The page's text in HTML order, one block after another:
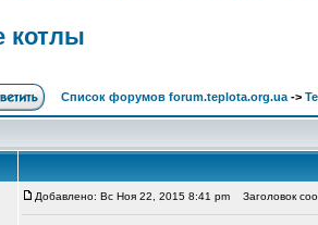
котлы
Список форумов forum.teplota.org.ua ->
Добавлено: Вс Ноя 22, 2015 8:41 pm Заголовок